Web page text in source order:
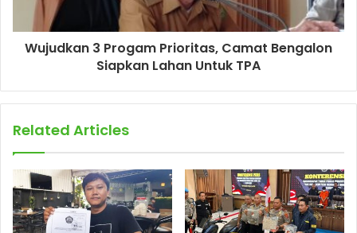
Wujudkan 3 Progam Prioritas, Camat Bengalon
Siapkan Lahan Untuk TPA
Related Articles